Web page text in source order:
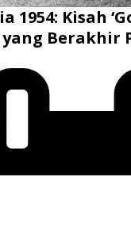
1954: Kisah
Berakhir